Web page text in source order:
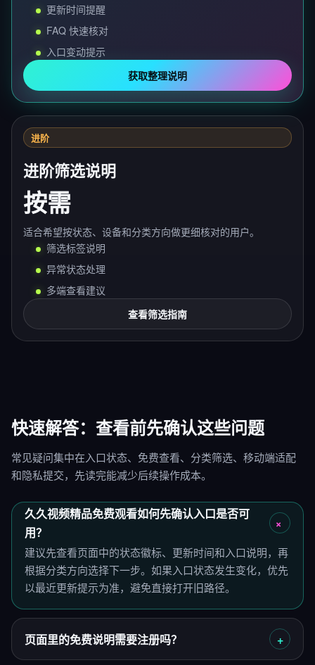
更新时间提醒
FAQ 快速核对
入口变动提示
获取整理说明
进阶
进阶筛选说明
按需
适合希望按状态、设备和分类方向做更细核对的用户。
筛选标签说明
异常状态处理
多端查看建议
查看筛选指南
快速解答：查看前先确认这些问题
常见疑问集中在入口状态、免费查看、分类筛选、移动端适配
和隐私提交，先读完能减少后续操作成本。
久久视频精品免费观看如何先确认入口是否可
用？
建议先查看页面中的状态徽标、更新时间和入口说明，再
根据分类方向选择下一步。如果入口状态发生变化，优先
以最近更新提示为准，避免直接打开旧路径。
页面里的免费说明需要注册吗？